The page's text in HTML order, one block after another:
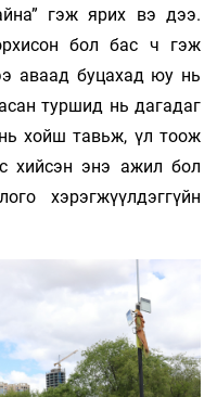
гэж ярих вэ дээ.
бол бас ч гэж
аваад буцахад юу нь
туршид нь дагадаг
хойш тавьж, үл тоож
хийсэн энэ ажил бол
хэрэгжүүлдэггүйн